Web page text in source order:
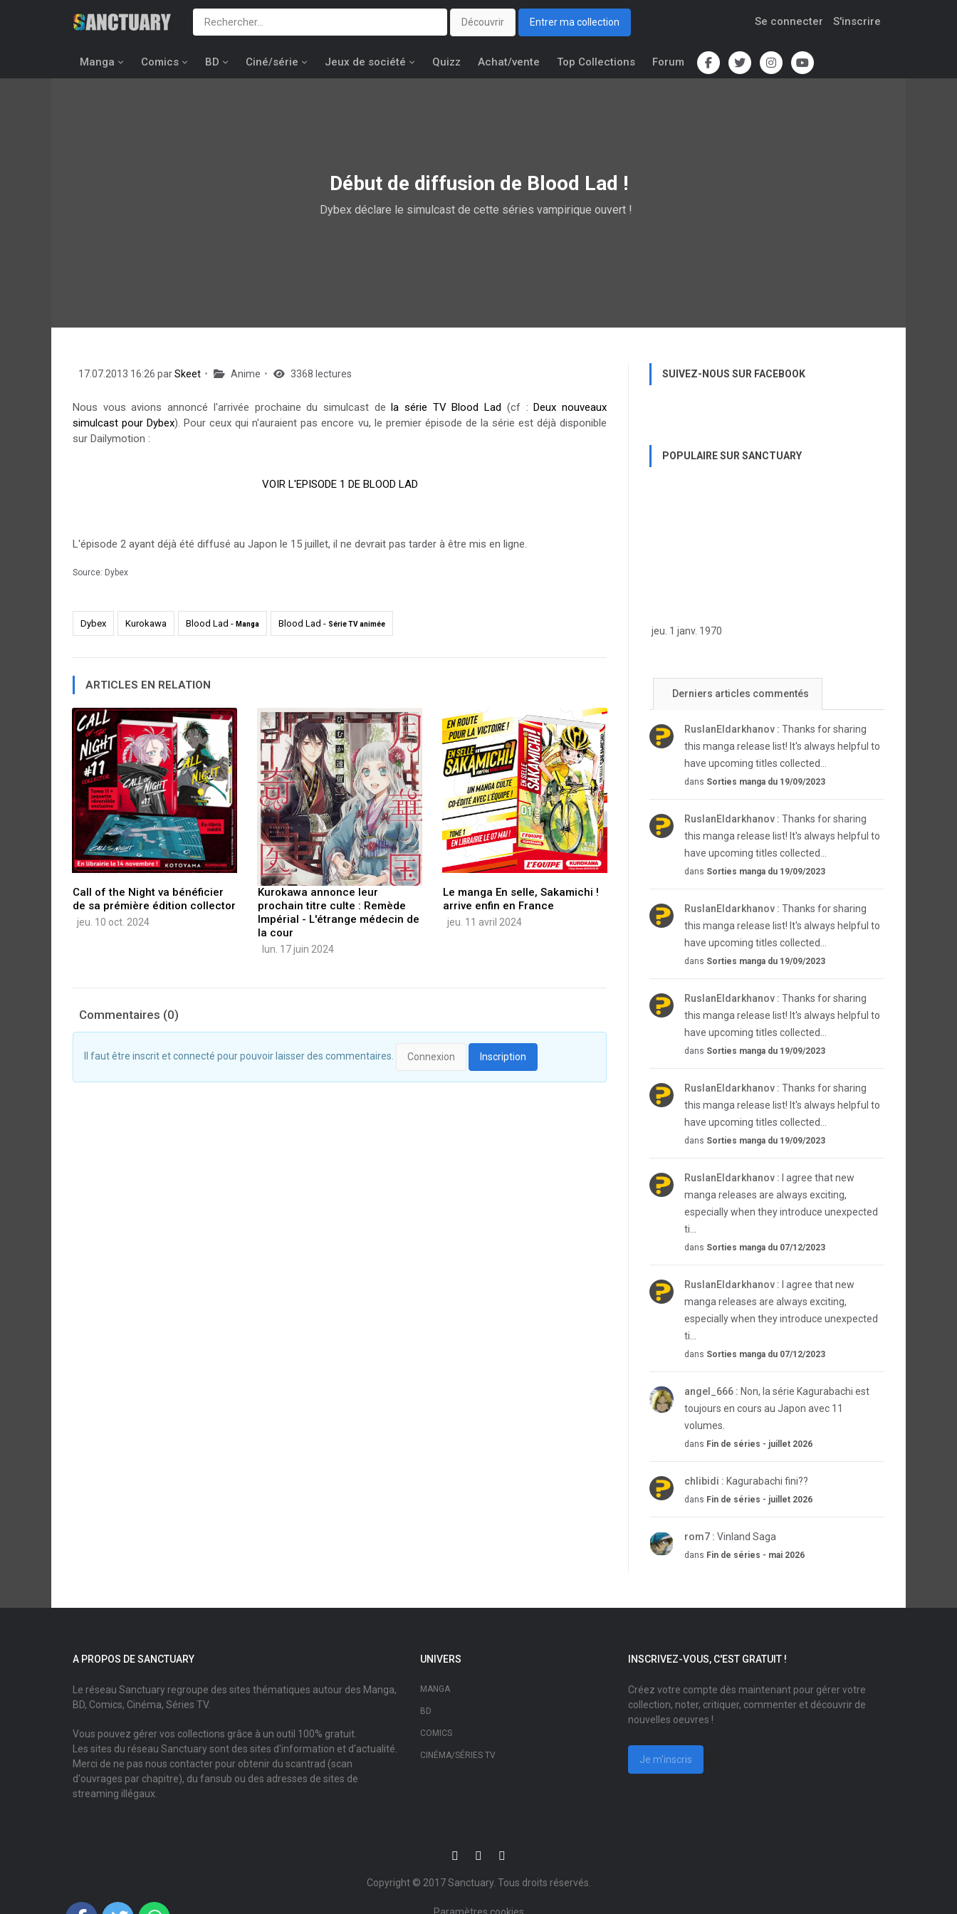
Découvrir Entrer ma collection Se connecter S'inscrire
Manga Comics BD Ciné/série Jeux de société Quizz Achat/vente Top Collections Forum
Début de diffusion de Blood Lad !
Dybex déclare le simulcast de cette séries vampirique ouvert !
17.07.2013 16:26 parSkeet Anime 3368 lectures
Nous vous avions annoncé l'arrivée prochaine du simulcast dela série TV Blood Lad (cf :Deux nouveaux
simulcast pour Dybex). Pour ceux qui n'auraient pas encore vu, le premier épisode de la série est déjà disponible
sur Dailymotion :
VOIR L'EPISODE 1 DE BLOOD LAD
L'épisode 2 ayant déjà été diffusé au Japon le 15 juillet, il ne devrait pas tarder à être mis en ligne.
Source: Dybex
Dybex Kurokawa Blood Lad - Manga Blood Lad - Série TV animée
ARTICLES EN RELATION
Call of the Night va bénéficier
de sa prémière édition collector
jeu. 10 oct. 2024
Kurokawa annonce leur
prochain titre culte : Remède
Impérial - L'étrange médecin de
la cour
lun. 17 juin 2024
Le manga En selle, Sakamichi !
arrive enfin en France
jeu. 11 avril 2024
Commentaires (0)
Il faut être inscrit et connecté pour pouvoir laisser des commentaires. Connexion Inscription
SUIVEZ-NOUS SUR FACEBOOK
POPULAIRE SUR SANCTUARY
jeu. 1 janv. 1970
Derniers articles commentés
RuslanEldarkhanov : Thanks for sharing
this manga release list! It's always helpful to
have upcoming titles collected...
dans Sorties manga du 19/09/2023
RuslanEldarkhanov : Thanks for sharing
this manga release list! It's always helpful to
have upcoming titles collected...
dans Sorties manga du 19/09/2023
RuslanEldarkhanov : Thanks for sharing
this manga release list! It's always helpful to
have upcoming titles collected...
dans Sorties manga du 19/09/2023
RuslanEldarkhanov : Thanks for sharing
this manga release list! It's always helpful to
have upcoming titles collected...
dans Sorties manga du 19/09/2023
RuslanEldarkhanov : Thanks for sharing
this manga release list! It's always helpful to
have upcoming titles collected...
dans Sorties manga du 19/09/2023
RuslanEldarkhanov :
I agree that new
manga releases are always exciting,
especially when they introduce unexpected
ti...
dans Sorties manga du 07/12/2023
RuslanEldarkhanov :
I agree that new
manga releases are always exciting,
especially when they introduce unexpected
ti...
dans Sorties manga du 07/12/2023
angel_666 : Non, la série Kagurabachi est
toujours en cours au Japon avec 11
volumes.
dans Fin de séries - juillet 2026
chlibidi : Kagurabachi fini??
dans Fin de séries - juillet 2026
rom7 : Vinland Saga
dans Fin de séries - mai 2026
A PROPOS DE SANCTUARY
Le réseau Sanctuary regroupe des sites thématiques autour des Manga,
BD, Comics, Cinéma, Séries TV.
Vous pouvez gérer vos collections grâce à un outil 100% gratuit.
Les sites du réseau Sanctuary sont des sites d'information et d'actualité.
Merci de ne pas nous contacter pour obtenir du scantrad (scan
d'ouvrages par chapitre), du fansub ou des adresses de sites de
streaming illégaux.
UNIVERS
MANGA
BD
COMICS
CINÉMA/SÉRIES TV
INSCRIVEZ-VOUS, C'EST GRATUIT !
Créez votre compte dès maintenant pour gérer votre
collection, noter, critiquer, commenter et découvrir de
nouvelles oeuvres !
Je m'inscris
Copyright © 2017Sanctuary. Tous droits réservés.